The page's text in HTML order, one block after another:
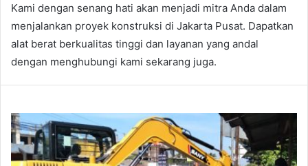
Kami dengan senang hati akan menjadi mitra Anda dalam
menjalankan proyek konstruksi di Jakarta Pusat. Dapatkan
alat berat berkualitas tinggi dan layanan yang andal
dengan menghubungi kami sekarang juga.